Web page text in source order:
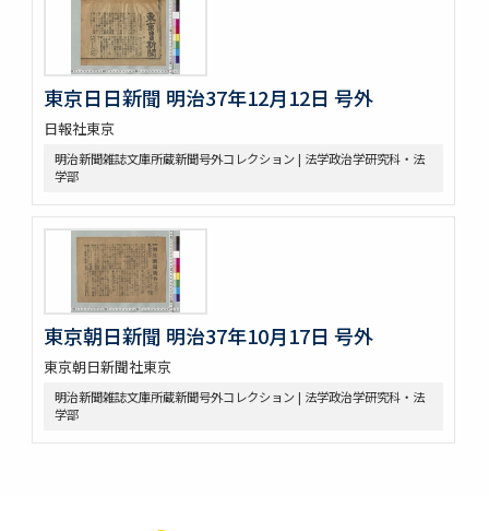
東京日日新聞 明治37年12月12日 号外
日報社東京
明治新聞雑誌文庫所蔵新聞号外コレクション | 法学政治学研究科・法
学部
東京朝日新聞 明治37年10月17日 号外
東京朝日新聞社東京
明治新聞雑誌文庫所蔵新聞号外コレクション | 法学政治学研究科・法
学部